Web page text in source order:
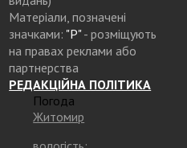
Матеріали, позначені
значками: "Р"- розміщують
на правах реклами або
партнерства
РЕДАКЦІЙНА ПОЛІТИКА
Погода
Житомир